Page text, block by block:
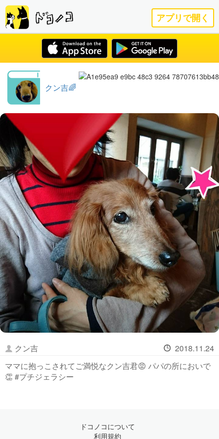
アプリで開く
クン吉🌈
クン吉
2018.11.24
ママに抱っこされてご満悦なクン吉君😡 パパの所においで
👏 #プチジェラシー
ドコノコについて
利用規約